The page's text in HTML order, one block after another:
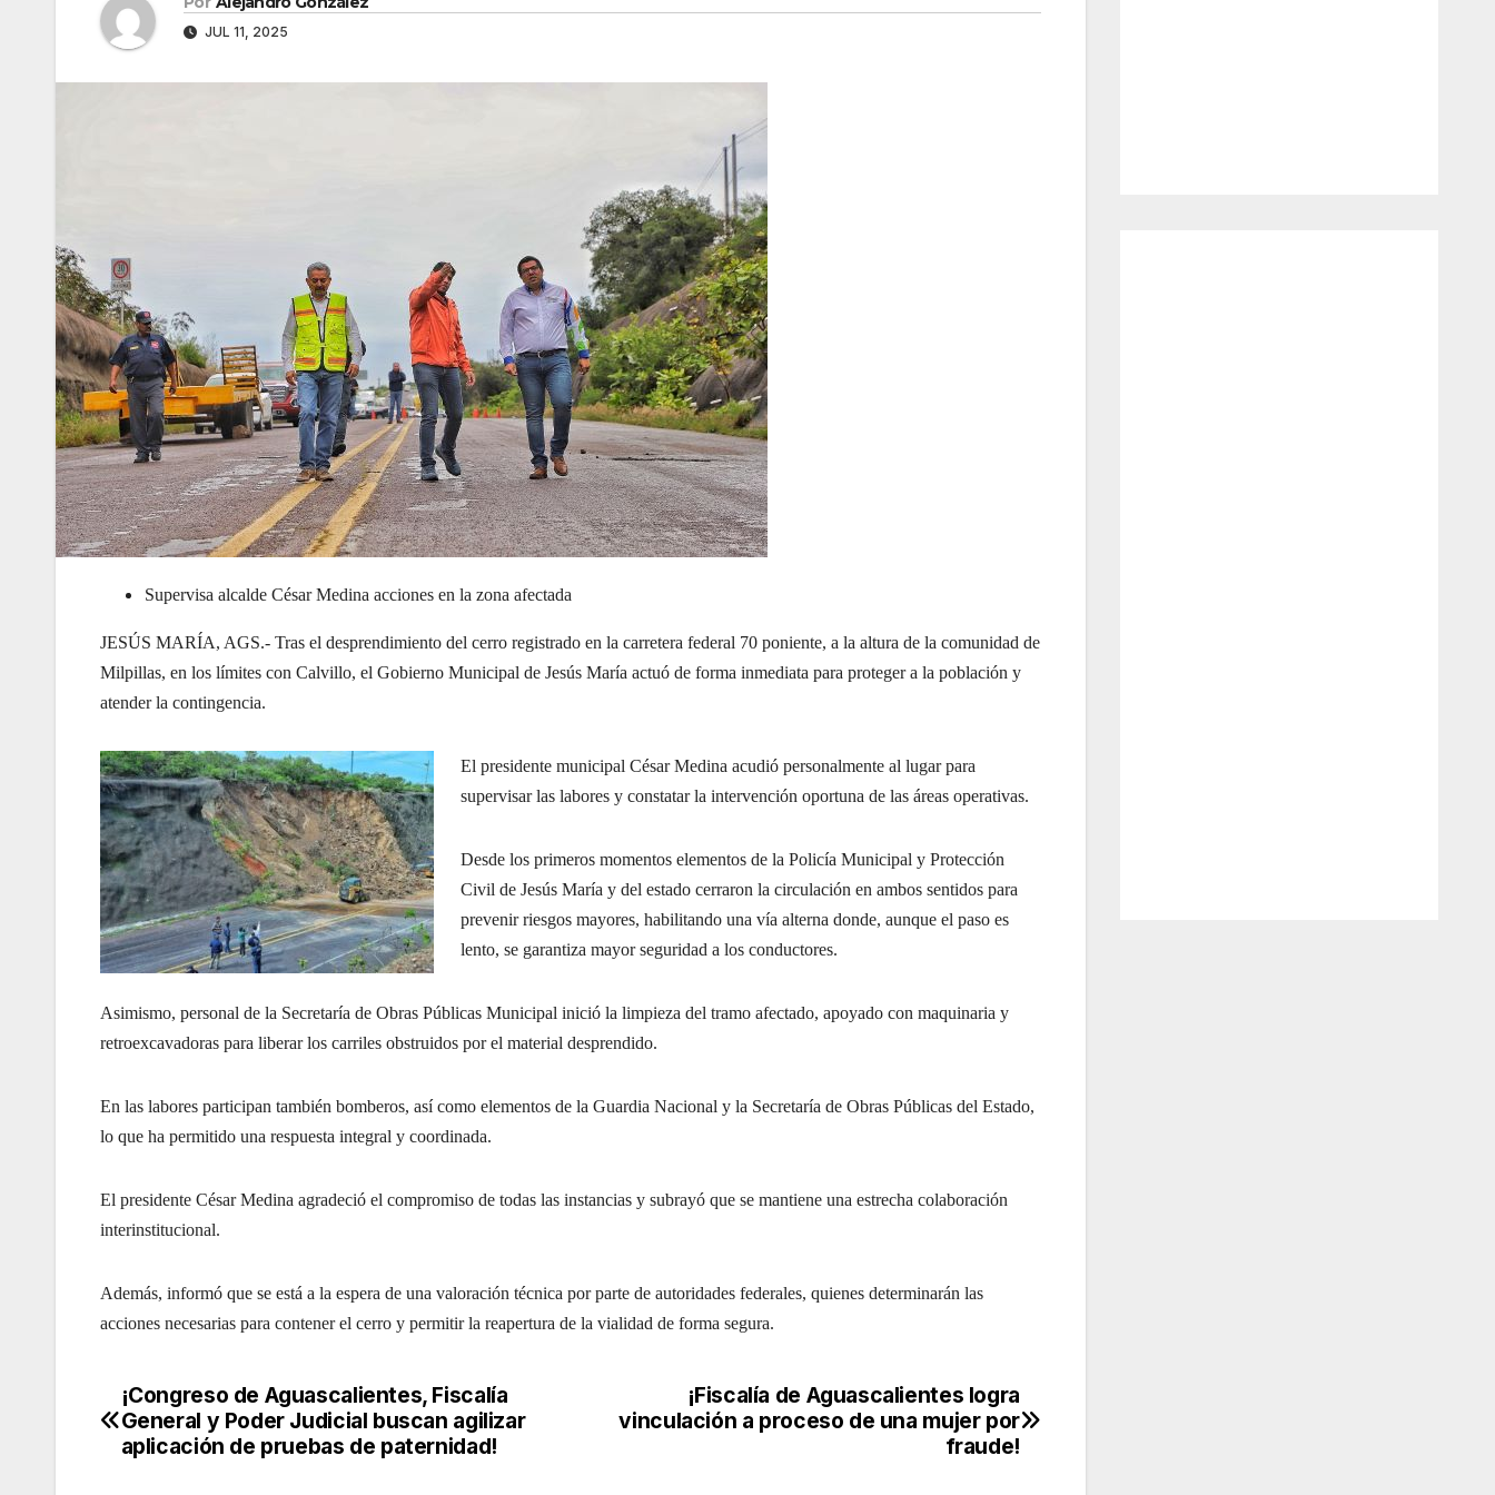
JUL 11, 2025
Supervisa alcalde César Medina acciones en la zona afectada
JESÚS MARÍA, AGS.- Tras el desprendimiento del cerro registrado en la carretera federal 70 poniente, a la altura de la comunidad de
Milpillas, en los límites con Calvillo, el Gobierno Municipal de Jesús María actuó de forma inmediata para proteger a la población y
atender la contingencia.
El presidente municipal César Medina acudió personalmente al lugar para
supervisar las labores y constatar la intervención oportuna de las áreas operativas.
Desde los primeros momentos elementos de la Policía Municipal y Protección
Civil de Jesús María y del estado cerraron la circulación en ambos sentidos para
prevenir riesgos mayores, habilitando una vía alterna donde, aunque el paso es
lento, se garantiza mayor seguridad a los conductores.
Asimismo, personal de la Secretaría de Obras Públicas Municipal inició la limpieza del tramo afectado, apoyado con maquinaria y
retroexcavadoras para liberar los carriles obstruidos por el material desprendido.
En las labores participan también bomberos, así como elementos de la Guardia Nacional y la Secretaría de Obras Públicas del Estado,
lo que ha permitido una respuesta integral y coordinada.
El presidente César Medina agradeció el compromiso de todas las instancias y subrayó que se mantiene una estrecha colaboración
interinstitucional.
Además, informó que se está a la espera de una valoración técnica por parte de autoridades federales, quienes determinarán las
acciones necesarias para contener el cerro y permitir la reapertura de la vialidad de forma segura.
Navegación
de
¡Fiscalía de Aguascalientes logra
vinculación a proceso de una mujer por
fraude!
¡Congreso de Aguascalientes, Fiscalía
General y Poder Judicial buscan agilizar
aplicación de pruebas de paternidad!